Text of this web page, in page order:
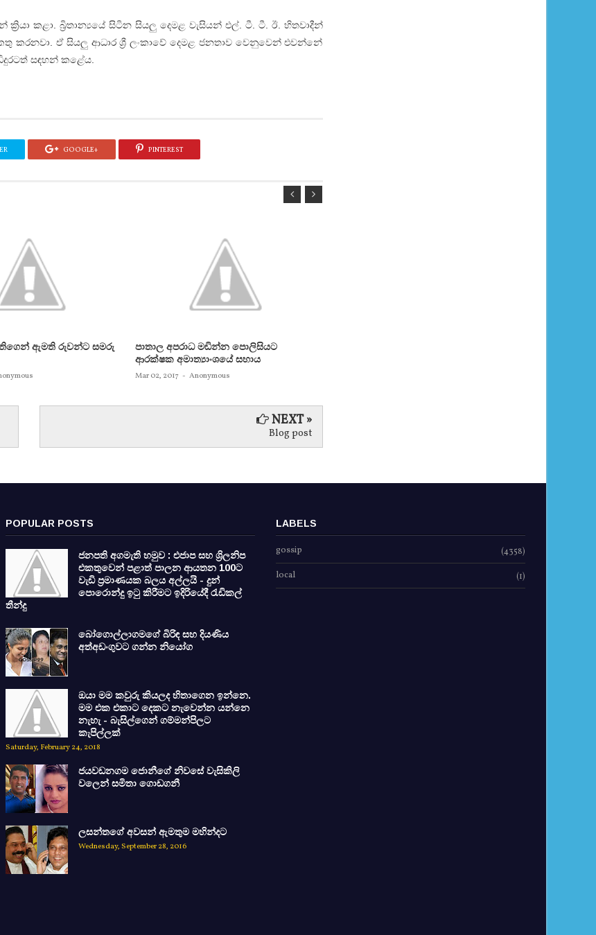
ක්‍රියා කළා. බ්‍රිතාන්‍යයේ සිටින සියලු දෙමළ වැසියන් එල්. ටී. ටී. ඊ. හිතවාදීන්
කරනවා. ඒ සියලු ආධාර ශ්‍රී ලංකාවේ දෙමළ ජනතාව වෙනුවෙන් එවන්නේ
සඳහන් කළේය.
GOOGLE+ PINTEREST
ඇමති රුවන්ට සමරු
පාතාල අපරාධ මඬින්න පොලිසියට
ආරක්ෂක අමාත්‍යාංශයේ සහාය
Mar 02, 2017 - Anonymous
NEXT »
Blog post
POPULAR POSTS
ජනපති අගමැති හමුව : එජාප සහ ශ්‍රිලනිප
එකතුවෙන් පළාත් පාලන ආයතන 100ට
වැඩි ප්‍රමාණයක බලය අල්ලයි - දුන්
පොරොන්දු ඉටු කිරීමට ඉදිරියේදී රැඩිකල්
තීන්දු
බෝගොල්ලාගමගේ බිරිඳ සහ දියණිය
අත්අඩංගුවට ගන්න නියෝග
ඔයා මම කවුරු කියලද හිතාගෙන ඉන්නෙ.
මම එක එකාට දෙකට නැවෙන්න යන්නෙ
නැහැ - බැසිල්ගෙන් ගම්මන්පිලට
කැපිල්ලක්
Saturday, February 24, 2018
ජයවඩනගම ජොනීගේ නිවසේ වැසිකිලි
වලෙන් සමිතා ගොඩගනී
ලසන්තගේ අවසන් ඇමතුම මහින්දට
Wednesday, September 28, 2016
LABELS
gossip (4358)
local (1)